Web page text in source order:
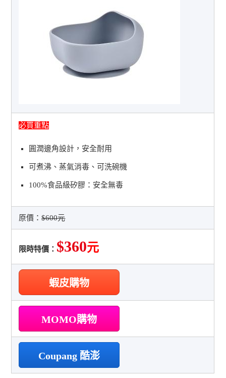
必買重點
圓潤邊角設計，安全耐用
可煮沸、蒸氣消毒、可洗碗機
100%食品級矽膠：安全無毒
原價：$600元
限時特價： $360元
蝦皮購物
MOMO購物
Coupang 酷澎